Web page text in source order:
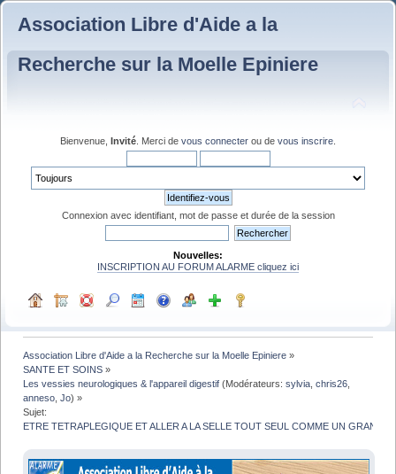
Association Libre d'Aide a la
Recherche sur la Moelle Epiniere
Bienvenue, Invité . Merci de vous connecter ou de vous inscrire
Connexion avec identifiant, mot de passe et durée de la session
Nouvelles:
INSCRIPTION AU FORUM ALARME cliquez ici
Association Libre d'Aide a la Recherche sur la Moelle Epiniere »
SANTE ET SOINS »
Les vessies neurologiques & l'appareil digestif (Modérateurs:sylvia ,chris26
anneso ,Jo) »
Sujet:
ETRE TETRAPLEGIQUE ET ALLER A LA SELLE TOUT SEUL COMME UN GRAND